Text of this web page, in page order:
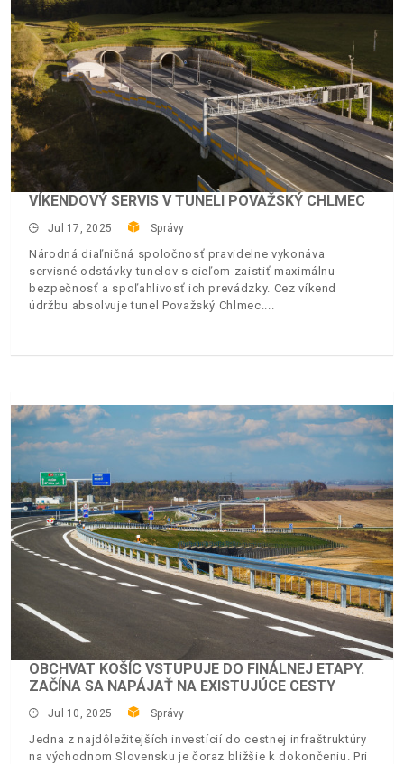
VÍKENDOVÝ SERVIS V TUNELI POVAŽSKÝ CHLMEC
Jul 17, 2025 Správy
Národná diaľničná spoločnosť pravidelne vykonáva
servisné odstávky tunelov s cieľom zaistiť maximálnu
bezpečnosť a spoľahlivosť ich prevádzky. Cez víkend
údržbu absolvuje tunel Považský Chlmec.
OBCHVAT KOŠÍC VSTUPUJE DO FINÁLNEJ ETAPY.
ZAČÍNA SA NAPÁJAŤ NA EXISTUJÚCE CESTY
Jul 10, 2025 Správy
Jedna z najdôležitejších investícií do cestnej infraštruktúry
na východnom Slovensku je čoraz bližšie k dokončeniu. Pri